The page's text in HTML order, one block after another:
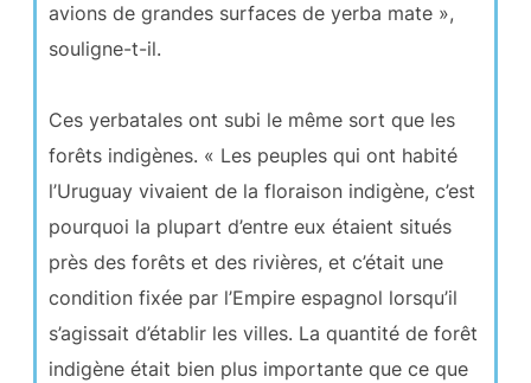
avions de grandes surfaces de yerba mate »,
souligne-t-il.
Ces yerbatales ont subi le même sort que les
forêts indigènes. « Les peuples qui ont habité
l’Uruguay vivaient de la floraison indigène, c’est
pourquoi la plupart d’entre eux étaient situés
près des forêts et des rivières, et c’était une
condition fixée par l’Empire espagnol lorsqu’il
s’agissait d’établir les villes. La quantité de forêt
indigène était bien plus importante que ce que